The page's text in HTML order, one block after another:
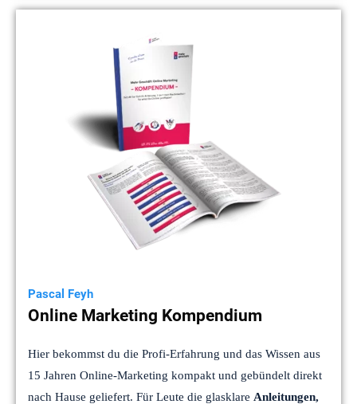
Pascal Feyh
Online Marketing Kompendium
Hier bekommst du die Profi-Erfahrung und das Wissen aus
15 Jahren Online-Marketing kompakt und gebündelt direkt
nach Hause geliefert. Für Leute die glasklare Anleitungen,